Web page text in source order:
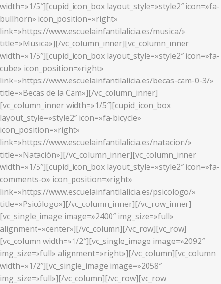
width=»1/5″][cupid_icon_box layout_style=»style2″ icon=»fa-
bullhorn» icon_position=»right»
link=»https://www.escuelainfantilalicia.es/musica/»
title=»Música»][/vc_column_inner][vc_column_inner
width=»1/5″][cupid_icon_box layout_style=»style2″ icon=»fa-
cube» icon_position=»right»
link=»https://www.escuelainfantilalicia.es/becas-cam-0-3/»
title=»Becas de la Cam»][/vc_column_inner]
[vc_column_inner width=»1/5″][cupid_icon_box
layout_style=»style2″ icon=»fa-bicycle»
icon_position=»right»
link=»https://www.escuelainfantilalicia.es/natacion/»
title=»Natación»][/vc_column_inner][vc_column_inner
width=»1/5″][cupid_icon_box layout_style=»style2″ icon=»fa-
comments-o» icon_position=»right»
link=»https://www.escuelainfantilalicia.es/psicologo/»
title=»Psicólogo»][/vc_column_inner][/vc_row_inner]
[vc_single_image image=»2400″ img_size=»full»
alignment=»center»][/vc_column][/vc_row][vc_row]
[vc_column width=»1/2″][vc_single_image image=»2092″
img_size=»full» alignment=»right»][/vc_column][vc_column
width=»1/2″][vc_single_image image=»2058″
img_size=»full»][/vc_column][/vc_row][vc_row